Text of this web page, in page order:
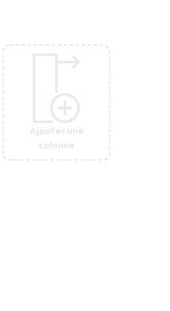
Ajouter une
colonne
Ajouter une
colonne
Ajouter une
colonne
Ajouter une
colonne
Ajouter une
colonne
Ajouter une
colonne
Ajouter une
colonne
Ajouter une
colonne
Ajouter une
colonne
Ajouter une
colonne